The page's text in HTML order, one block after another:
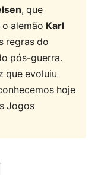
, que
alemão Karl
regras do
pós-guerra.
que evoluiu
hoje
Jogos